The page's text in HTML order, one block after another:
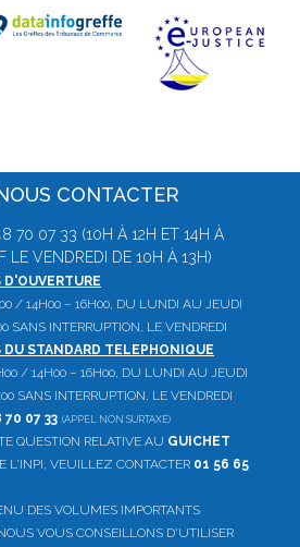
CONTACTER
70 07 33 (10H À 12H ET 14H À
LE VENDREDI DE 10H À 13H)
D'OUVERTURE
/ 14H00 – 16H00, DU LUNDI AU JEUDI
SANS INTERRUPTION, LE VENDREDI
DU STANDARD TELEPHONIQUE
/ 14H00 – 16H00, DU LUNDI AU JEUDI
SANS INTERRUPTION, LE VENDREDI
70 07 33 (APPEL NON SURTAXÉ)
QUESTION RELATIVE AU GUICHET
L'INPI, VEUILLEZ CONTACTER 01 56 65
DES VOLUMES IMPORTANTS
VOUS CONSEILLONS D'UTILISER